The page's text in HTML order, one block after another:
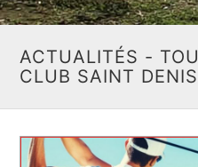
ACTUALITÉS -
CLUB SAINT